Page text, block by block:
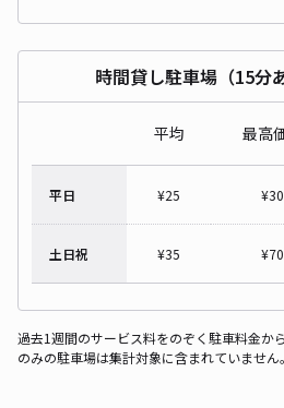
時間貸し駐車場（15分
平均 最高
平日 ¥25 ¥30
土日祝 ¥35 ¥70
過去1週間のサービス料をのぞく駐車料金か
のみの駐車場は集計対象に含まれていません。